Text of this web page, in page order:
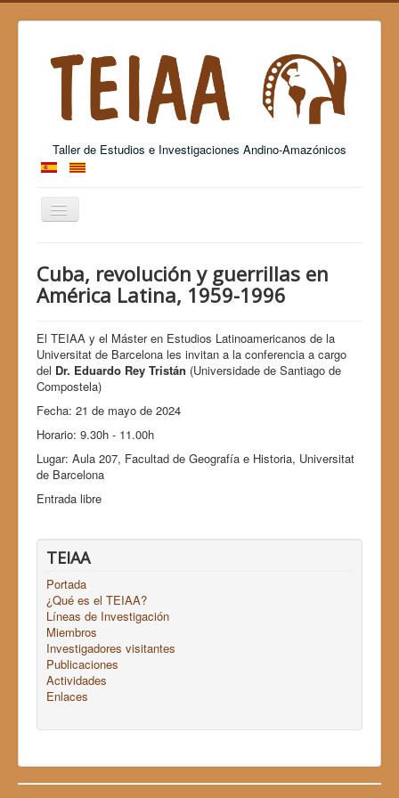
Taller de Estudios e Investigaciones Andino-Amazónicos
Cambiar
Cuba, revolución y guerrillas en
América Latina, 1959-1996
El TEIAA y el Máster en Estudios Latinoamericanos de la
Universitat de Barcelona les invitan a la conferencia a cargo
del Dr. Eduardo Rey Tristán (Universidade de Santiago de
Compostela)
Fecha: 21 de mayo de 2024
Horario: 9.30h - 11.00h
Lugar: Aula 207, Facultad de Geografía e Historia, Universitat
de Barcelona
Entrada libre
TEIAA
Portada
¿Qué es el TEIAA?
Líneas de Investigación
Miembros
Investigadores visitantes
Publicaciones
Actividades
Enlaces